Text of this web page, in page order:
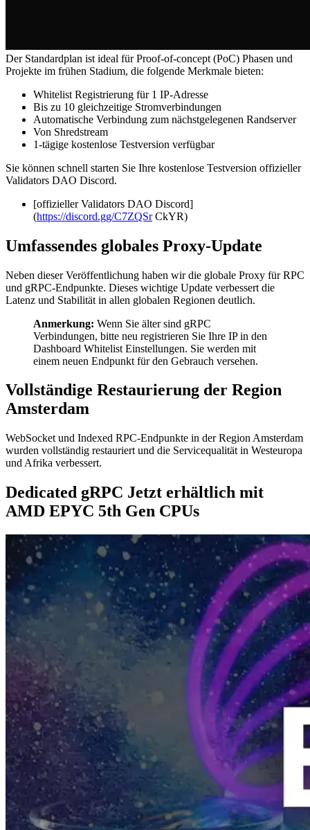
Der Standardplan ist ideal für Proof-of-concept (PoC) Phasen und
Projekte im frühen Stadium, die folgende Merkmale bieten:
Whitelist Registrierung für 1 IP-Adresse
Bis zu 10 gleichzeitige Stromverbindungen
Automatische Verbindung zum nächstgelegenen Randserver
Von Shredstream
1-tägige kostenlose Testversion verfügbar
Sie können schnell starten Sie Ihre kostenlose Testversion offizieller
Validators DAO Discord.
[offizieller Validators DAO Discord]
(https://discord.gg/C7ZQSrCkYR)
Umfassendes globales Proxy-Update
Neben dieser Veröffentlichung haben wir die globale Proxy für RPC
und gRPC-Endpunkte. Dieses wichtige Update verbessert die
Latenz und Stabilität in allen globalen Regionen deutlich.
Anmerkung: Wenn Sie älter sind gRPC
Verbindungen, bitte neu registrieren Sie Ihre IP in den
Dashboard Whitelist Einstellungen. Sie werden mit
einem neuen Endpunkt für den Gebrauch versehen.
Vollständige Restaurierung der Region
Amsterdam
WebSocket und Indexed RPC-Endpunkte in der Region Amsterdam
wurden vollständig restauriert und die Servicequalität in Westeuropa
und Afrika verbessert.
Dedicated gRPC Jetzt erhältlich mit
AMD EPYC 5th Gen CPUs